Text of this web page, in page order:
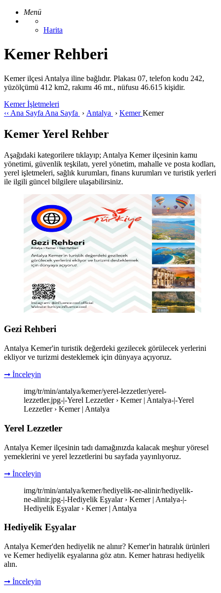
Menü
Harita
Kemer Rehberi
Kemer ilçesi Antalya iline bağlıdır. Plakası 07, telefon kodu 242,
yüzölçümü 412 km2, rakımı 46 mt., nüfusu 46.615 kişidir.
Kemer İşletmeleri
‹‹ Ana Sayfa Ana Sayfa › Antalya › KemerKemer
Kemer Yerel Rehber
Aşağıdaki kategorilere tıklayıp; Antalya Kemer ilçesinin kamu
yönetimi, güvenlik teşkilatı, yerel yönetim, mahalle ve posta kodları,
yerel işletmeleri, sağlık kurumları, finans kurumları ve turistik yerleri
ile ilgili güncel bilgilere ulaşabilirsiniz.
Gezi Rehberi
Antalya Kemer'in turistik değerdeki gezilecek görülecek yerlerini
ekliyor ve turizmi desteklemek için dünyaya açıyoruz.
➞ İnceleyin
img/tr/min/antalya/kemer/yerel-lezzetler/yerel-
lezzetler.jpg-|-Yerel Lezzetler › Kemer | Antalya-|-Yerel
Lezzetler › Kemer | Antalya
Yerel Lezzetler
Antalya Kemer ilçesinin tadı damağınızda kalacak meşhur yöresel
yemeklerini ve yerel lezzetlerini bu sayfada yayınlıyoruz.
➞ İnceleyin
img/tr/min/antalya/kemer/hediyelik-ne-alinir/hediyelik-
ne-alinir.jpg-|-Hediyelik Eşyalar › Kemer | Antalya-|-
Hediyelik Eşyalar › Kemer | Antalya
Hediyelik Eşyalar
Antalya Kemer'den hediyelik ne alınır? Kemer'in hatıralık ürünleri
ve Kemer hediyelik eşyalarına göz atın. Kemer hatırası hediyelik
alın.
➞ İnceleyin